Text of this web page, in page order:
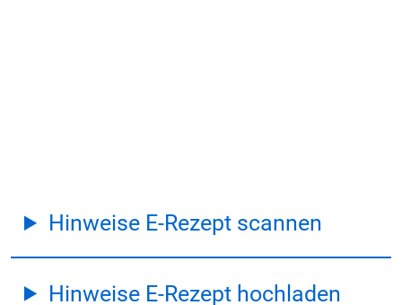
Hinweise E-Rezept scannen
Hinweise E-Rezept hochladen